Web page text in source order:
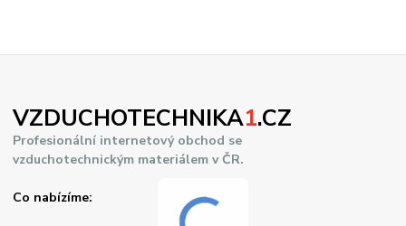
VZDUCHOTECHNIKA1.CZ
Profesionální internetový obchod se
vzduchotechnickým materiálem v ČR.
Co nabízíme: